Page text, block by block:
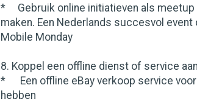
* Gebruik online initiatieven als
maken. Een Nederlands succesvol
Mobile Monday
8. Koppel een offline dienst of service
* Een offline eBay verkoop service voor
hebben